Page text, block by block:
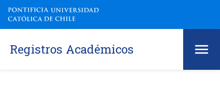
Registros Académicos